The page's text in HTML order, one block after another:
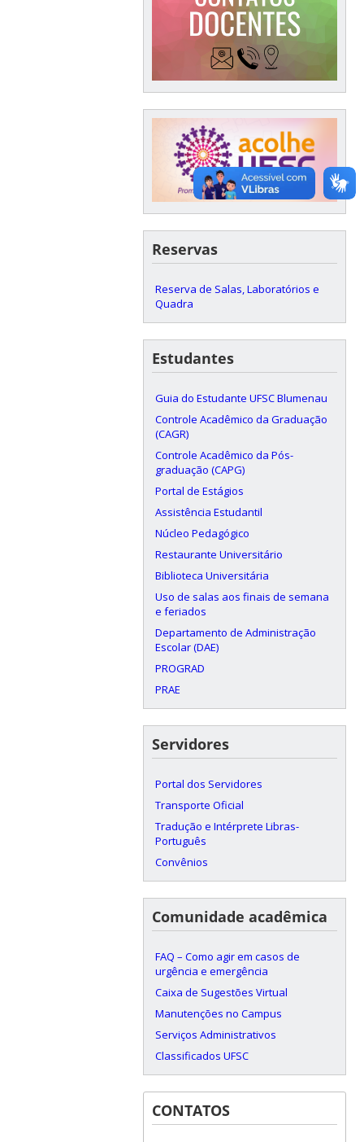
Reservas
Reserva de Salas, Laboratórios e
Quadra
Estudantes
Guia do Estudante UFSC Blumenau
Controle Acadêmico da Graduação
(CAGR)
Controle Acadêmico da Pós-
graduação (CAPG)
Portal de Estágios
Assistência Estudantil
Núcleo Pedagógico
Restaurante Universitário
Biblioteca Universitária
Uso de salas aos finais de semana
e feriados
Departamento de Administração
Escolar (DAE)
PROGRAD
PRAE
Servidores
Portal dos Servidores
Transporte Oficial
Tradução e Intérprete Libras-
Português
Convênios
Comunidade acadêmica
FAQ – Como agir em casos de
urgência e emergência
Caixa de Sugestões Virtual
Manutenções no Campus
Serviços Administrativos
Classificados UFSC
CONTATOS